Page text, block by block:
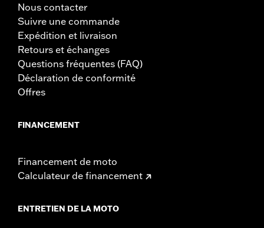
Nous contacter
Suivre une commande
Expédition et livraison
Retours et échanges
Questions fréquentes (FAQ)
Déclaration de conformité
Offres
FINANCEMENT
Financement de moto
Calculateur de financement
ENTRETIEN DE LA MOTO